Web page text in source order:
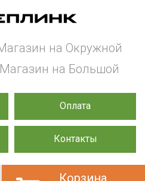
Оплата
Контакты
на Окружной
Магазин на Большой
Корзина